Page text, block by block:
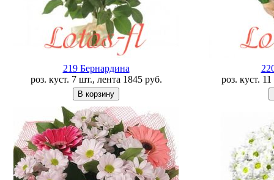
219 Бернардина
роз. куст. 7 шт., лента 1845 руб.
роз. куст.